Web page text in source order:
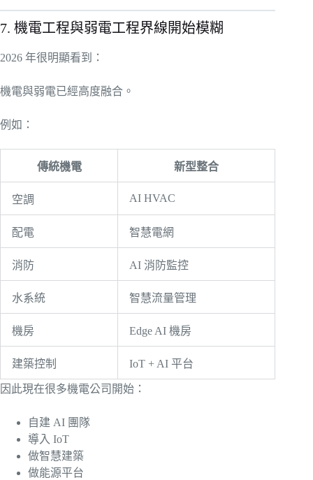
7. 機電工程與弱電工程界線開始模糊
2026 年很明顯看到：
機電與弱電已經高度融合。
例如：
傳統機電 新型整合
空調 AI HVAC
配電 智慧電網
消防 AI 消防監控
水系統 智慧流量管理
機房 Edge AI 機房
建築控制 IoT + AI 平台
因此現在很多機電公司開始：
自建 AI 團隊
導入 IoT
做智慧建築
做能源平台